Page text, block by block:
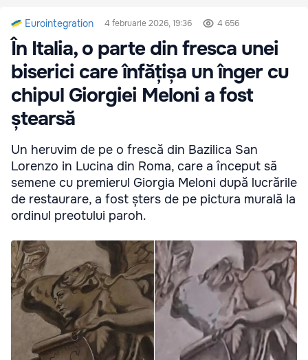
Eurointegration 4 februarie 2026, 19:36 4 656
În Italia, o parte din fresca unei
biserici care înfățișa un înger cu
chipul Giorgiei Meloni a fost
ștearsă
Un heruvim de pe o frescă din Bazilica San
Lorenzo in Lucina din Roma, care a început să
semene cu premierul Giorgia Meloni după lucrările
de restaurare, a fost șters de pe pictura murală la
ordinul preotului paroh.